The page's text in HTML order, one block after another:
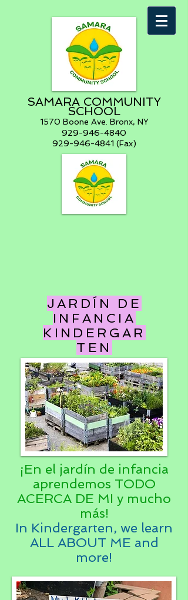
SAMARA COMMUNITY
SCHOOL
1570 Boone Ave. Bronx, NY
929-946-4840
929-946-4841 (Fax)
JARDÍN DE
INFANCIA
KINDERGAR
TEN
¡En el jardín de infancia
aprendemos TODO
ACERCA DE MI y mucho
más!
In Kindergarten, we learn
ALL ABOUT ME and
more!